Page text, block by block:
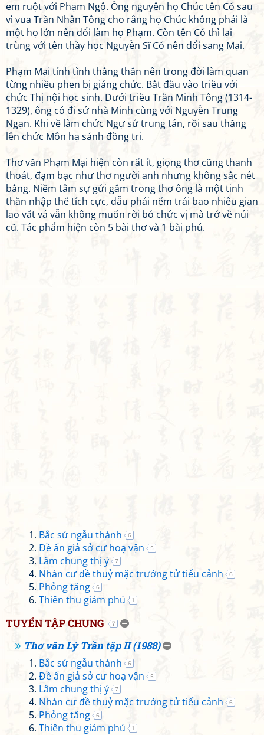
em ruột với Phạm Ngộ. Ông nguyên họ Chúc tên Cố sau
vì vua Trần Nhân Tông cho rằng họ Chúc không phải là
một họ lớn nên đổi làm họ Phạm. Còn tên Cố thì lại
trùng với tên thầy học Nguyễn Sĩ Cố nên đổi sang Mại.
Phạm Mại tính tình thẳng thắn nên trong đời làm quan
từng nhiều phen bị giáng chức. Bắt đầu vào triều với
chức Thị nội học sinh. Dưới triều Trần Minh Tông (1314-
1329), ông có đi sứ nhà Minh cùng với Nguyễn Trung
Ngạn. Khi về làm chức Ngự sử trung tán, rồi sau thăng
lên chức Môn hạ sảnh đồng tri.
Thơ văn Phạm Mại hiện còn rất ít, giọng thơ cũng thanh
thoát, đạm bạc như thơ người anh nhưng không sắc nét
bằng. Niềm tâm sự gửi gắm trong thơ ông là một tinh
thần nhập thế tích cực, dẫu phải nếm trải bao nhiêu gian
lao vất vả vẫn không muốn rời bỏ chức vị mà trở về núi
cũ. Tác phẩm hiện còn 5 bài thơ và 1 bài phú.
Bắc sứ ngẫu thành 6
Đề ẩn giả sở cư hoạ vận 5
Lâm chung thị ý 7
Nhàn cư đề thuỷ mặc trướng tử tiểu cảnh 6
Phỏng tăng 6
Thiên thu giám phú 1
TUYỂN TẬP CHUNG 7
Thơ văn Lý Trần tập II (1988)
Bắc sứ ngẫu thành 6
Đề ẩn giả sở cư hoạ vận 5
Lâm chung thị ý 7
Nhàn cư đề thuỷ mặc trướng tử tiểu cảnh 6
Phỏng tăng 6
Thiên thu giám phú 1